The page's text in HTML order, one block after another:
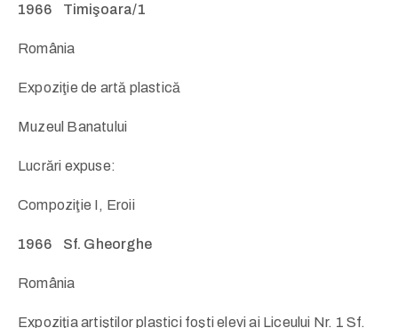
1966 Timişoara/1
România
Expoziţie de artă plastică
Muzeul Banatului
Lucrări expuse:
Compoziţie I, Eroii
1966 Sf. Gheorghe
România
Expoziţia artiştilor plastici foşti elevi ai Liceului Nr. 1 Sf.